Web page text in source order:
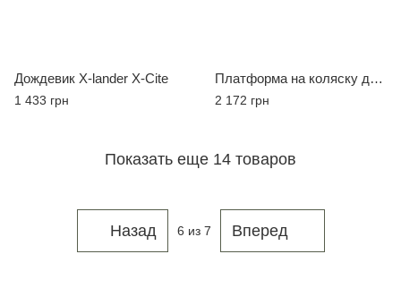
Дождевик X-lander X-Cite
1 433 грн
Платформа на коляску для второго ребенка X-lander X-Board
2 172 грн
Показать еще 14 товаров
Назад 6 из 7 Вперед